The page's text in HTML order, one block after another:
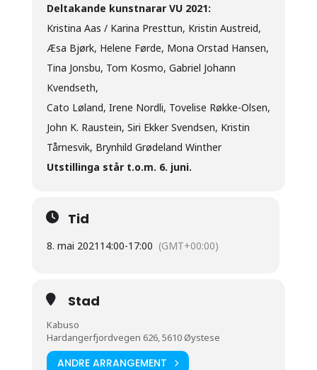
Deltakande kunstnarar VU 2021:
Kristina Aas / Karina Presttun, Kristin Austreid,
Æsa Bjørk, Helene Førde, Mona Orstad Hansen,
Tina Jonsbu, Tom Kosmo, Gabriel Johann
Kvendseth,
Cato Løland, Irene Nordli, Tovelise Røkke-Olsen,
John K. Raustein, Siri Ekker Svendsen, Kristin
Tårnesvik, Brynhild Grødeland Winther
Utstillinga står t.o.m. 6. juni.
Tid
8. mai 2021 14:00-17:00 (GMT+00:00)
Stad
Kabuso
Hardangerfjordvegen 626, 5610 Øystese
ANDRE ARRANGEMENT